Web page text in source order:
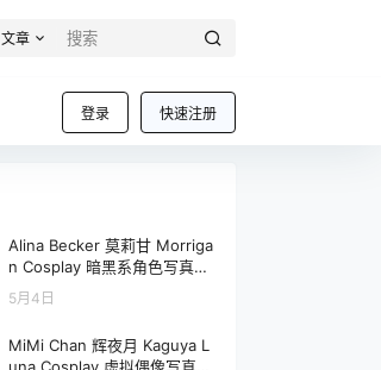
文章
登录 快速注册
Alina Becker 莫莉甘 Morriga
n Cosplay 暗黑系角色写真
【40P-77.6M】
5月4日
MiMi Chan 辉夜月 Kaguya L